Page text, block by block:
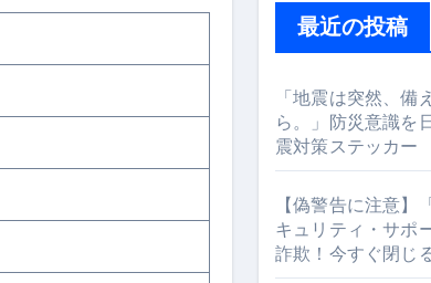
モンド #ダイエット #筋トレ #美容 #健康 #雑学
を選びますか？ #shorts
最近の投稿
「地震は突然、備
ら。」防災意識を
震対策ステッカー
【偽警告に注意】
キュリティ・サポ
詐欺！今すぐ閉じ